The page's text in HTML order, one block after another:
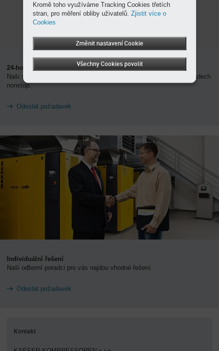
24-hodinové číslo servisu
Naši servisní profesionálové jsou zde pro vás – v naléhavých případech
nonstop.
Odeslat požadavek
Individuální řešení
Naši odborní poradci pro vás najdou vhodné řešení.
Odeslat požadavek
Kontakt
Kromě toho využíváme Tracking Cookies třetích
stran, pro měření obliby uživatelů.Zjistit více o
Cookies
Změnit nastavení Cookie
Všechny Cookies povolit